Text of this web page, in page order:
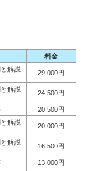
料金
解説
29,000円
解説
24,500円
20,500円
解説
20,000円
解説
16,500円
13,000円